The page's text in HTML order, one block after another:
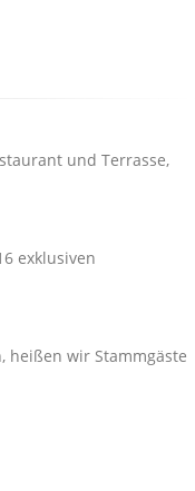
und Terrasse,
exklusiven
heißen wir Stammgäste